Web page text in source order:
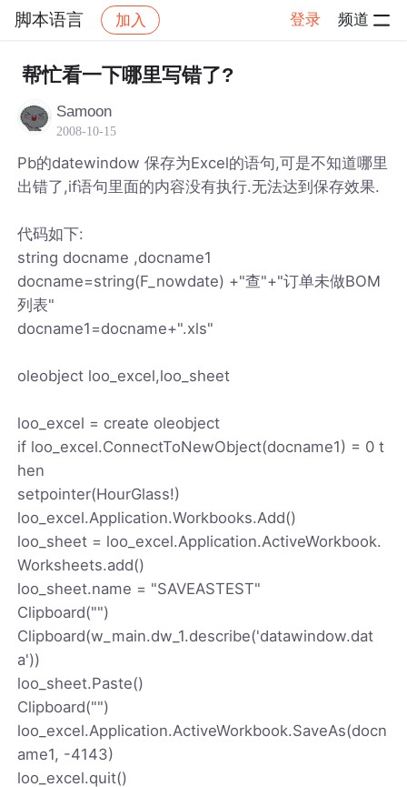
脚本语言 加入 登录 频道
社区 脚本语言 帖子详情
帮忙看一下哪里写错了?
Samoon
2008-10-15
Pb的datewindow 保存为Excel的语句,可是不知道哪里
出错了,if语句里面的内容没有执行.无法达到保存效果.
代码如下:
string docname ,docname1
docname=string(F_nowdate) +"查"+"订单未做BOM
列表"
docname1=docname+".xls"
oleobject loo_excel,loo_sheet
loo_excel = create oleobject
if loo_excel.ConnectToNewObject(docname1) = 0 t
hen
setpointer(HourGlass!)
loo_excel.Application.Workbooks.Add()
loo_sheet = loo_excel.Application.ActiveWorkbook.
Worksheets.add()
loo_sheet.name = "SAVEASTEST"
Clipboard("")
Clipboard(w_main.dw_1.describe('datawindow.dat
a'))
loo_sheet.Paste()
Clipboard("")
loo_excel.Application.ActiveWorkbook.SaveAs(docn
ame1, -4143)
loo_excel.quit()